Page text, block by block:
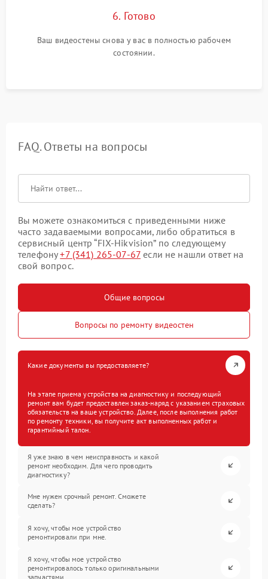
6. Готово
Ваш видеостены снова у вас в полностью рабочем
состоянии.
FAQ. Ответы на вопросы
Вы можете ознакомиться с приведенными ниже
часто задаваемыми вопросами, либо обратиться в
сервисный центр “FIX-Hikvision” по следующему
телефону+7 (341) 265-07-67 если не нашли ответ на
свой вопрос.
Общие вопросы
Вопросы по ремонту видеостен
Какие документы вы предоставляете?
На этапе приема устройства на диагностику и последующий
ремонт вам будет предоставлен заказ-наряд с указанием страховых
обязательств на ваше устройство. Далее, после выполнения работ
по ремонту техники, вы получите акт выполненных работ и
гарантийный талон.
Я уже знаю в чем неисправность и какой
ремонт необходим. Для чего проводить
диагностику?
Мне нужен срочный ремонт. Сможете
сделать?
Я хочу, чтобы мое устройство
ремонтировали при мне.
Я хочу, чтобы мое устройство
ремонтировалось только оригинальными
запчастями.